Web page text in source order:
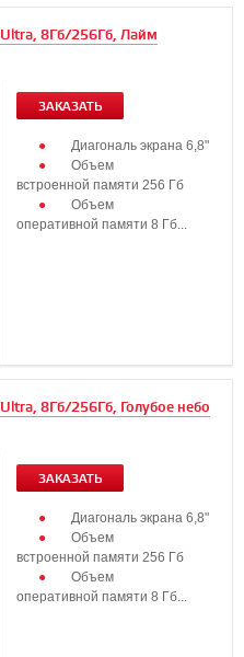
8Гб/256Гб, Лайм
ЗАКАЗАТЬ
Диагональ экрана 6,8"
Объем
встроенной памяти 256 Гб
Объем
оперативной памяти 8 Гб...
8Гб/256Гб, Голубое небо
ЗАКАЗАТЬ
Диагональ экрана 6,8"
Объем
встроенной памяти 256 Гб
Объем
оперативной памяти 8 Гб...